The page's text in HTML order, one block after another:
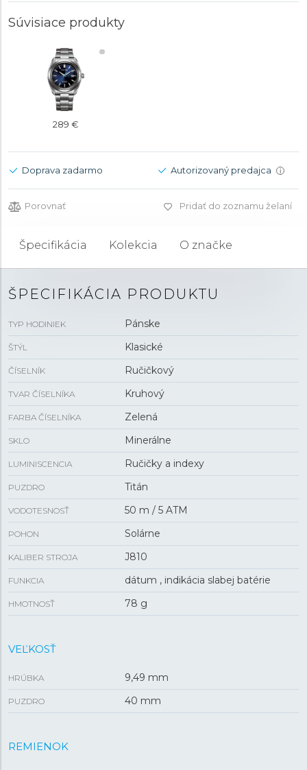
Súvisiace produkty
289 €
Doprava zadarmo Autorizovaný predajca i
Porovnať Pridať do zoznamu želaní
Špecifikácia Kolekcia O značke
ŠPECIFIKÁCIA PRODUKTU
TYP HODINIEK Pánske
ŠTÝL Klasické
ČÍSELNÍK Ručičkový
TVAR ČÍSELNÍKA Kruhový
FARBA ČÍSELNÍKA Zelená
SKLO Minerálne
LUMINISCENCIA Ručičky a indexy
PUZDRO Titán
VODOTESNOSŤ 50 m / 5 ATM
POHON Solárne
KALIBER STROJA J810
FUNKCIA dátum , indikácia slabej batérie
HMOTNOSŤ 78 g
VEĽKOSŤ
HRÚBKA 9,49 mm
PUZDRO 40 mm
REMIENOK